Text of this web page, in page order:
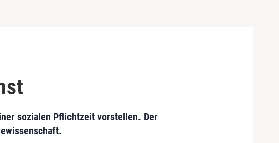
sozialen Pflichtzeit vorstellen. Der